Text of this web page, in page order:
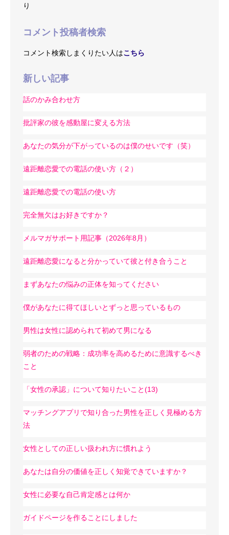
り
コメント投稿者検索
コメント検索しまくりたい人はこちら
新しい記事
話のかみ合わせ方
批評家の彼を感動屋に変える方法
あなたの気分が下がっているのは僕のせいです（笑）
遠距離恋愛での電話の使い方（２）
遠距離恋愛での電話の使い方
完全無欠はお好きですか？
メルマガサポート用記事（2026年8月）
遠距離恋愛になると分かっていて彼と付き合うこと
まずあなたの悩みの正体を知ってください
僕があなたに得てほしいとずっと思っているもの
男性は女性に認められて初めて男になる
弱者のための戦略：成功率を高めるために意識するべき
こと
「女性の承認」について知りたいこと(13)
マッチングアプリで知り合った男性を正しく見極める方
法
女性としての正しい扱われ方に慣れよう
あなたは自分の価値を正しく知覚できていますか？
女性に必要な自己肯定感とは何か
ガイドページを作ることにしました